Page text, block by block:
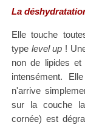
La
Elle touche
type level up !
non de lipides
intensément.
n'arrive
sur la couche
cornée) est